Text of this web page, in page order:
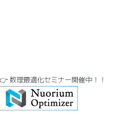
数理最適化セミナー開催中！！